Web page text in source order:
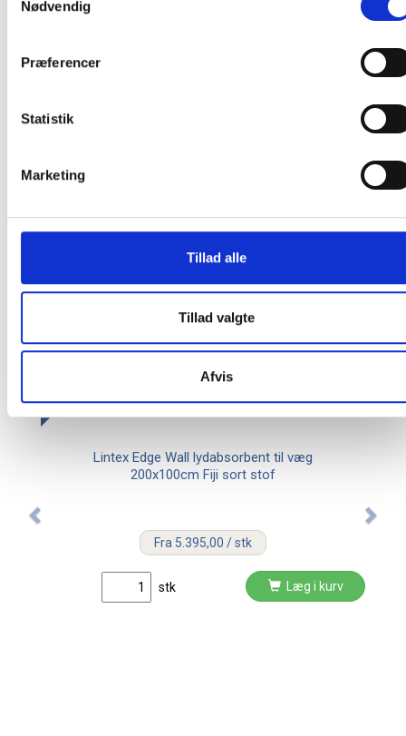
Nødvendig
Præferencer
Statistik
Marketing
Tillad alle
Tillad valgte
Afvis
Denne Lintex tavle er en produktionsvare
Derfor kan du ikke afbestille eller returnere den, så
At producere tavler på bestilling minimerer spild
hverdage før varen kan leveres.
Relaterede produkter
Lintex Edge Wall lydabsorbent til væg
200x100cm Fiji sort stof
Fra 5.395,00 / stk
stk Læg i kurv